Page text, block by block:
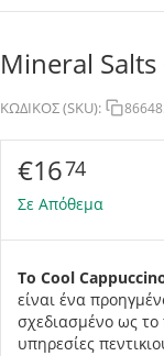
Mineral
ΚΩΔΙΚΟΣ (SKU):
€1674
Σε Απόθεμα
Το Cool
είναι ένα
σχεδιασμένο ως το
υπηρεσίες